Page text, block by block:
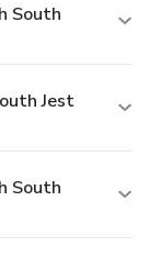
South
Jest
South